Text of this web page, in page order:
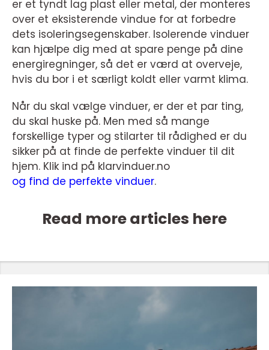
er et tyndt lag plast eller metal, der monteres
over et eksisterende vindue for at forbedre
dets isoleringsegenskaber. Isolerende vinduer
kan hjælpe dig med at spare penge på dine
energiregninger, så det er værd at overveje,
hvis du bor i et særligt koldt eller varmt klima.
Når du skal vælge vinduer, er der et par ting,
du skal huske på. Men med så mange
forskellige typer og stilarter til rådighed er du
sikker på at finde de perfekte vinduer til dit
hjem. Klik ind på klarvinduer.no
og find de perfekte vinduer.
Read more articles here